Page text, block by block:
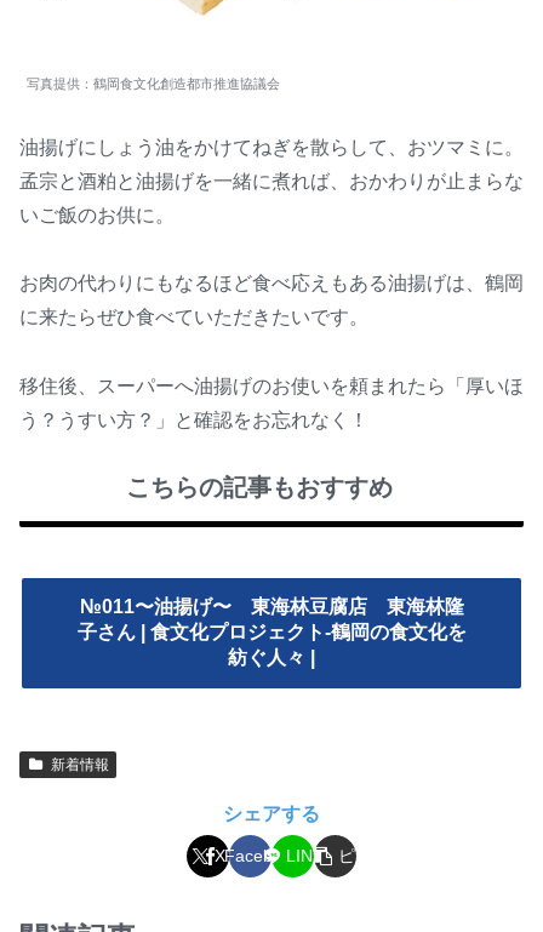
写真提供：鶴岡食文化創造都市推進協議会
油揚げにしょう油をかけてねぎを散らして、おツマミに。
孟宗と酒粕と油揚げを一緒に煮れば、おかわりが止まらな
いご飯のお供に。
お肉の代わりにもなるほど食べ応えもある油揚げは、鶴岡
に来たらぜひ食べていただきたいです。
移住後、スーパーへ油揚げのお使いを頼まれたら「厚いほ
う？うすい方？」と確認をお忘れなく！
こちらの記事もおすすめ
№011〜油揚げ〜 東海林豆腐店 東海林隆
子さん | 食文化プロジェクト-鶴岡の食文化を
紡ぐ人々 |
新着情報
シェアする
XFacebookLINE
ピ
ー